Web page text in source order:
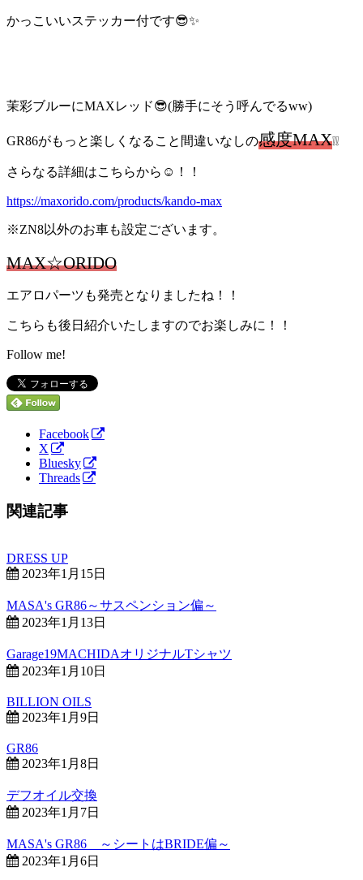
かっこいいステッカー付です😎✨
茉彩ブルーにMAXレッド😎(勝手にそう呼んでるww)
GR86がもっと楽しくなること間違いなしの感度MAX❕❕
さらなる詳細はこちらから☺！！
https://maxorido.com/products/kando-max
※ZN8以外のお車も設定ございます。
MAX☆ORIDO
エアロパーツも発売となりましたね！！
こちらも後日紹介いたしますのでお楽しみに！！
Follow me!
Facebook
X
Bluesky
Threads
関連記事
DRESS UP
2023年1月15日
MASA's GR86～サスペンション偏～
2023年1月13日
Garage19MACHIDAオリジナルTシャツ
2023年1月10日
BILLION OILS
2023年1月9日
GR86
2023年1月8日
デフオイル交換
2023年1月7日
MASA's GR86 ～シートはBRIDE偏～
2023年1月6日